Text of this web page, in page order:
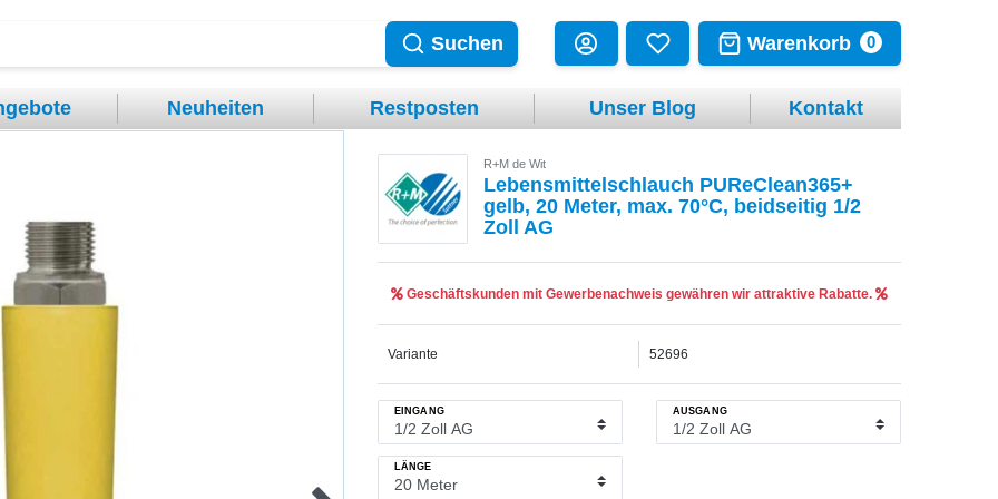
Warenkorb 0
Suchen
Neuheiten Restposten Unser Blog Kontakt
R+M de Wit
Lebensmittelschlauch PUReClean365+
gelb, 20 Meter, max. 70°C, beidseitig 1/2
Zoll AG
Geschäftskunden mit Gewerbenachweis gewähren wir attraktive Rabatte.
Variante 52696
EINGANG AUSGANG
LÄNGE